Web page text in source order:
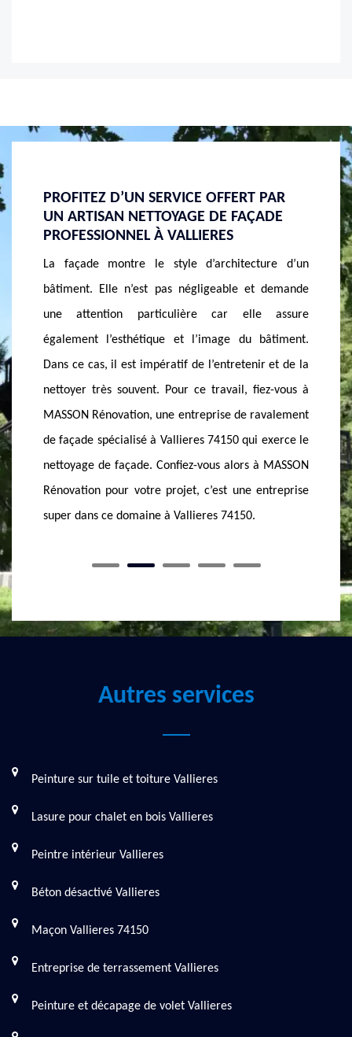
de la
à
le
NETTOYAGE MUR EXTÉRIEUR À
VALLIERES
enduit, MASSON Rénovation utilise des produits tels
que des cristaux de soude. En effet, l’enduit est un
matériau esthétique et très étanche pour la finition
d’une façade. Les cristaux sont ainsi efficaces pour
enlever les taches de gras. Ces produits ne
représentent aucun danger pour l’environnement.
Nous effectuons de ce fait le nettoyage à l’aide
d’une brosse en passant bien sur toutes les surfaces
du mur extérieur. Si vous avez besoin d’une
intervention, n’hésitez pas à nous faire confier votre
demande.
À
obtenir
pas à
fois
façade
Autres services
Peinture sur tuile et toiture Vallieres
Lasure pour chalet en bois Vallieres
Peintre intérieur Vallieres
Béton désactivé Vallieres
Maçon Vallieres 74150
Entreprise de terrassement Vallieres
Peinture et décapage de volet Vallieres